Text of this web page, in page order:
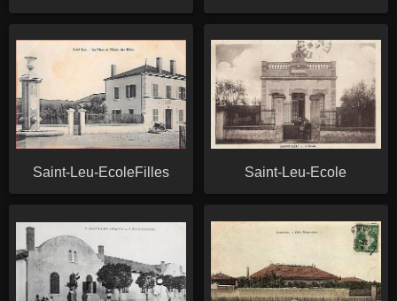
Saint-Leu-EcoleFilles Saint-Leu-Ecole